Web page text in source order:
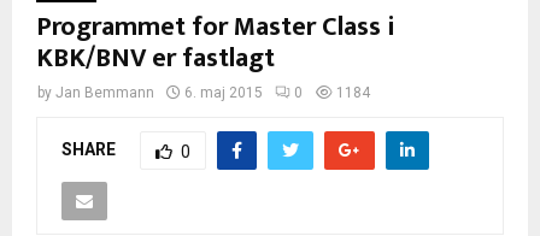
Programmet for Master Class i
KBK/BNV er fastlagt
by Jan Bemmann 6. maj 2015 0 1184
SHARE 0